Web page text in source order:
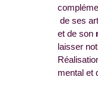
de ses
et de son
laisser
mental et